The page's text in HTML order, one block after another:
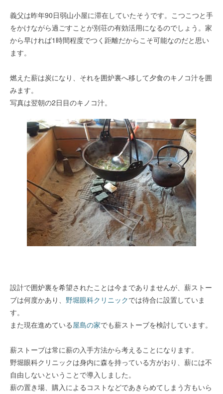
義父は昨年90日弱山小屋に滞在していたそうです。こつこつと手
をかけながら過ごすことが別荘の有効活用になるのでしょう。家
から早ければ1時間程度でつく距離だからこそ可能なのだと思い
ます。
燃えた薪は炭になり、それを囲炉裏へ移して夕食のキノコ汁を囲
みます。
写真は翌朝の2日目のキノコ汁。
設計で囲炉裏を希望されたことは今までありませんが、薪ストー
ブは何度かあり、 野堀眼科クリニックでは待合に設置していま
す。
また現在進めている屋島の家でも薪ストーブを検討しています。
薪ストーブは常に薪の入手方法から考えることになります。
野堀眼科クリニックは身内に森を持っている方がおり、薪には不
自由しないということで導入しました。
薪の置き場、購入によるコストなどであきらめてしまう方もいら